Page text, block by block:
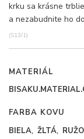
krku sa krásne
a nezabudnite ho
(S13/1)
MATERIÁL
FARBA KOVU
BIELA ŽLTÁ